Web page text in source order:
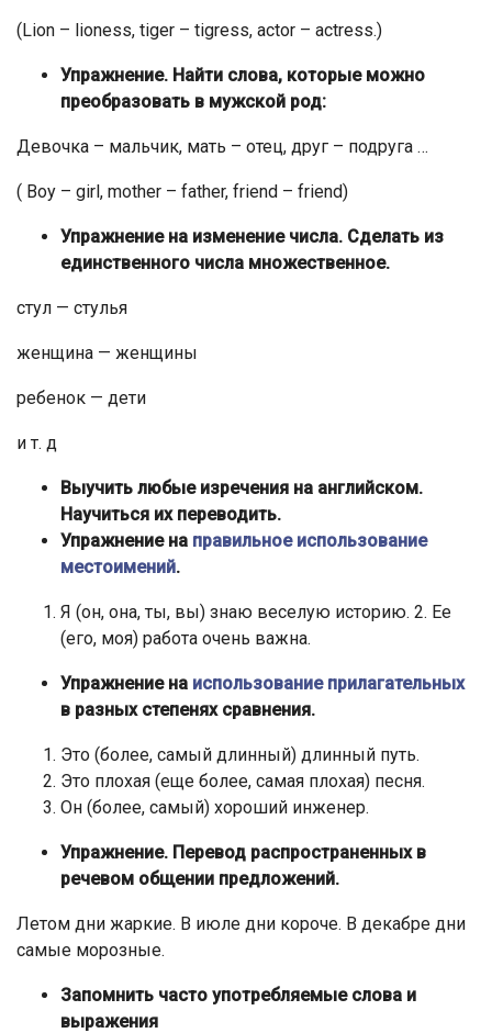
(Lion – lioness, tiger – tigress, actor – actress.)
Упражнение. Найти слова, которые можно
преобразовать в мужской род:
Девочка – мальчик, мать – отец, друг – подруга …
( Boy – girl, mother – father, friend – friend)
Упражнение на изменение числа. Сделать из
единственного числа множественное.
стул — стулья
женщина — женщины
ребенок — дети
и т. д
Выучить любые изречения на английском.
Научиться их переводить.
Упражнение на правильное использование
местоимений.
Я (он, она, ты, вы) знаю веселую историю. 2. Ее
(его, моя) работа очень важна.
Упражнение на использование прилагательных
в разных степенях сравнения.
Это (более, самый длинный) длинный путь.
Это плохая (еще более, самая плохая) песня.
Он (более, самый) хороший инженер.
Упражнение. Перевод распространенных в
речевом общении предложений.
Летом дни жаркие. В июле дни короче. В декабре дни
самые морозные.
Запомнить часто употребляемые слова и
выражения